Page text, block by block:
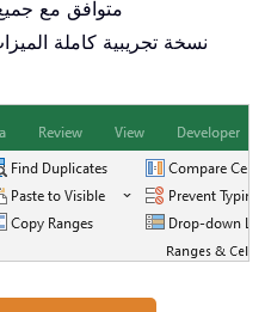
🚀 متوافق مع